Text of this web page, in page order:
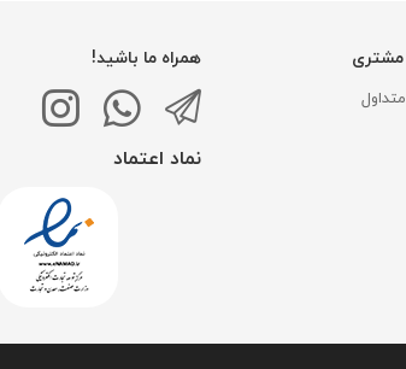
همراه ما باشید!
نماد اعتماد